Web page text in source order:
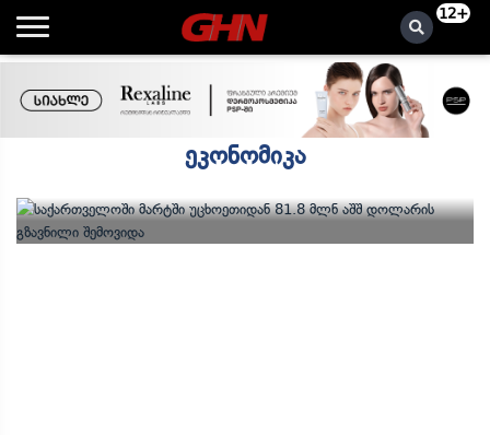
12+
ეკონომიკა